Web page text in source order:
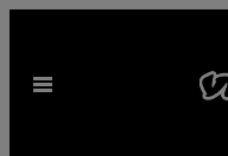
content
Open